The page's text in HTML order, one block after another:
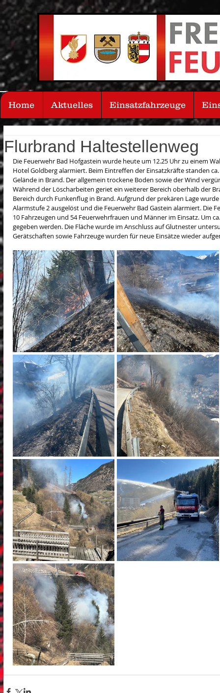
Flurbrand Haltestellenweg
Die Feuerwehr Bad Hofgastein wurde heute um 12.25 Uhr zu einem
Hotel Goldberg alarmiert. Beim Eintreffen der Einsatzkräfte standen
Gelände in Brand. Der allgemein trockene Boden sowie der Wind
Während der Löscharbeiten geriet ein weiterer Bereich oberhalb der
Bereich durch Funkenflug in Brand. Aufgrund der prekären Lage
Alarmstufe 2 ausgelöst und die Feuerwehr Bad Gastein alarmiert. Die
10 Fahrzeugen und 54 Feuerwehrfrauen und Männer im Einsatz. Um
gegeben werden. Die Fläche wurde im Anschluss auf Glutnester
Gerätschaften sowie Fahrzeuge wurden für neue Einsätze wieder
Home Aktuelles Einsatzfahrzeuge